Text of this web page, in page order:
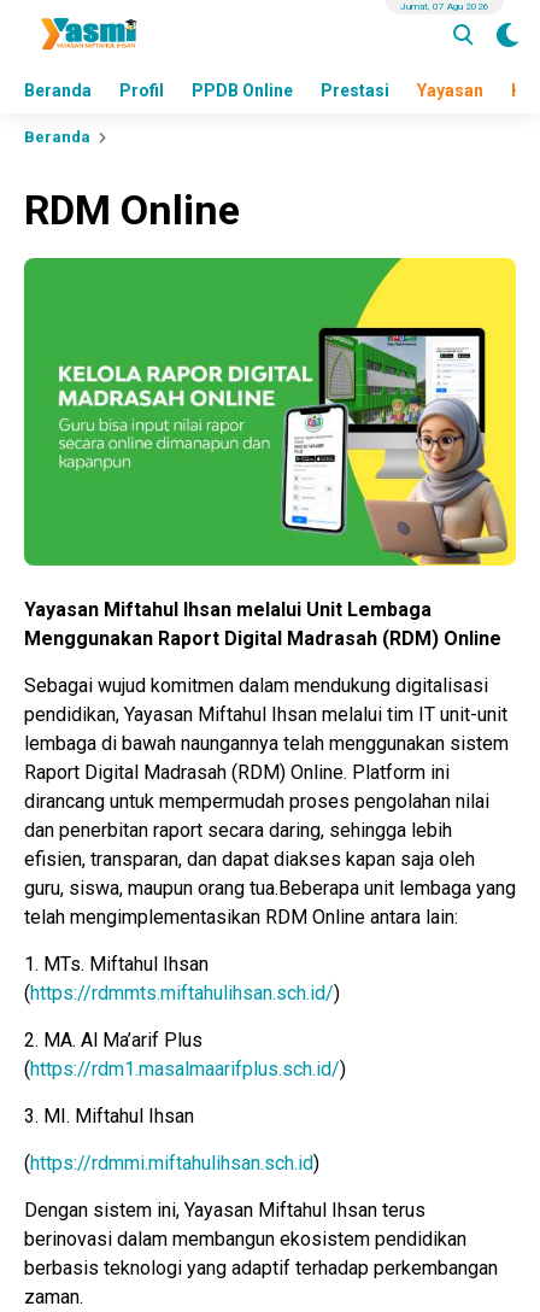
Beranda Profil PPDB Online Prestasi Yayasan
Jumat, 07 Agu 2026
Beranda
RDM Online
Yayasan Miftahul Ihsan melalui Unit Lembaga
Menggunakan Raport Digital Madrasah (RDM) Online
Sebagai wujud komitmen dalam mendukung digitalisasi
pendidikan, Yayasan Miftahul Ihsan melalui tim IT unit-unit
lembaga di bawah naungannya telah menggunakan sistem
Raport Digital Madrasah (RDM) Online. Platform ini
dirancang untuk mempermudah proses pengolahan nilai
dan penerbitan raport secara daring, sehingga lebih
efisien, transparan, dan dapat diakses kapan saja oleh
guru, siswa, maupun orang tua.Beberapa unit lembaga yang
telah mengimplementasikan RDM Online antara lain:
1. MTs. Miftahul Ihsan
(https://rdmmts.miftahulihsan.sch.id/)
2. MA. Al Ma’arif Plus
(https://rdm1.masalmaarifplus.sch.id/)
3. MI. Miftahul Ihsan
(https://rdmmi.miftahulihsan.sch.id)
Dengan sistem ini, Yayasan Miftahul Ihsan terus
berinovasi dalam membangun ekosistem pendidikan
berbasis teknologi yang adaptif terhadap perkembangan
zaman.